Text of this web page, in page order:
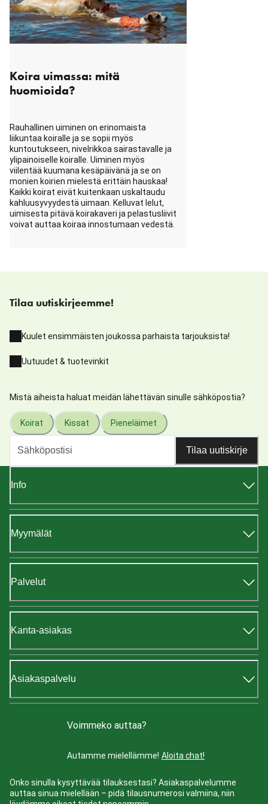
Koira uimassa: mitä
huomioida?
Rauhallinen uiminen on erinomaista
liikuntaa koiralle ja se sopii myös
kuntoutukseen, nivelrikkoa sairastavalle ja
ylipainoiselle koiralle. Uiminen myös
viilentää kuumana kesäpäivänä ja se on
monien koirien mielestä erittäin hauskaa!
Kaikki koirat eivät kuitenkaan uskaltaudu
kahluusyvyydestä uimaan. Kelluvat lelut,
uimisesta pitävä koirakaveri ja pelastusliivit
voivat auttaa koiraa innostumaan vedestä.
Tilaa uutiskirjeemme!
Kuulet ensimmäisten joukossa parhaista tarjouksista!
Uutuudet & tuotevinkit
Mistä aiheista haluat meidän lähettävän sinulle sähköpostia?
Koirat Kissat Pieneläimet
Tilaa uutiskirje
Info
Myymälät
Palvelut
Kanta-asiakas
Asiakaspalvelu
Voimmeko auttaa?
Autamme mielellämme! Aloita chat!
Onko sinulla kysyttävää tilauksestasi? Asiakaspalvelumme
auttaa sinua mielellään – pidä tilausnumerosi valmiina, niin